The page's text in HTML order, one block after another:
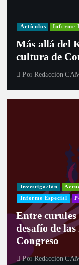
Artículos Informe
Más allá del
cultura de
Por Redacción
Investigación
Informe Especial
Entre curules
desafío de
Congreso
PorRedacción